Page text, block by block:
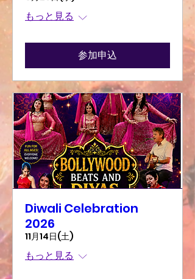
もっと見る
参加申込
Diwali Celebration
2026
11月14日(土)
もっと見る